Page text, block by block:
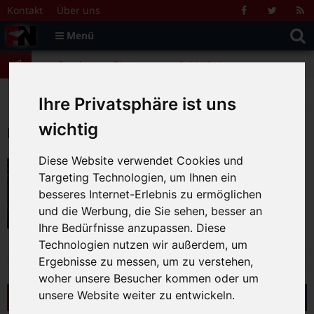
Ihre Privatsphäre ist uns
wichtig
Diese Website verwendet Cookies und
Targeting Technologien, um Ihnen ein
besseres Internet-Erlebnis zu ermöglichen
und die Werbung, die Sie sehen, besser an
Ihre Bedürfnisse anzupassen. Diese
Technologien nutzen wir außerdem, um
Ergebnisse zu messen, um zu verstehen,
woher unsere Besucher kommen oder um
unsere Website weiter zu entwickeln.
Zum Inhalt springen
Kontakt Über uns FacebookTwitter
Menü
Suche
nach:
+++ Bamberger Biertage vom 6. bis 9. August +++
+++ Blues- und Jazzfestival vom 31.7. bis 9.8. +++
+++ Bamberger Biertage vom 6. bis 9. August +++
Fränkische Nacht 2018 >Oktober> 28
Datum:28.10.2018
Gregor Meyle, am 15.11. in der
Konzerthalle
28.10.2018 | 0
Veranstaltungskalender